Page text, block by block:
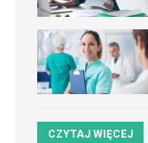
CZYTAJ WIĘCEJ